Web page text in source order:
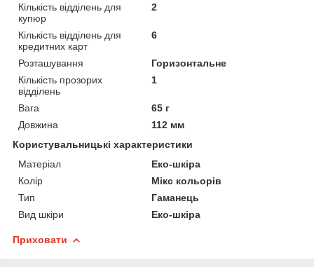
Кількість відділень для
купюр
2
Кількість відділень для
кредитних карт
6
Розташування
Горизонтальне
Кількість прозорих
відділень
1
Вага
65 г
Довжина
112 мм
Користувальницькі характеристики
Матеріал
Еко-шкіра
Колір
Мікс кольорів
Тип
Гаманець
Вид шкіри
Еко-шкіра
Приховати